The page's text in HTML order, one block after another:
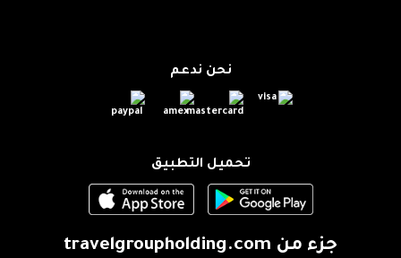
نحن ندعم
تحميل التطبيق
جزء من travelgroupholding.com